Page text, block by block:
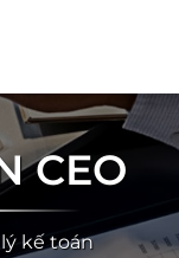
CEO
kế toán